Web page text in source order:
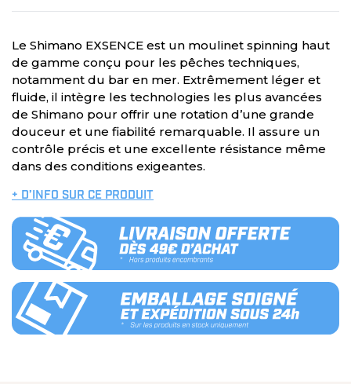
Le Shimano EXSENCE est un moulinet spinning haut
de gamme conçu pour les pêches techniques,
notamment du bar en mer. Extrêmement léger et
fluide, il intègre les technologies les plus avancées
de Shimano pour offrir une rotation d’une grande
douceur et une fiabilité remarquable. Il assure un
contrôle précis et une excellente résistance même
dans des conditions exigeantes.
+ D’INFO SUR CE PRODUIT